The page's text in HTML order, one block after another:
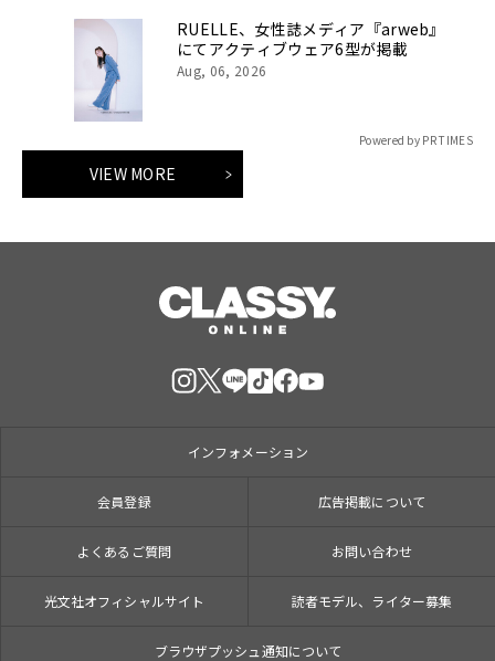
RUELLE、女性誌メディア『arweb』
にてアクティブウェア6型が掲載
Aug, 06, 2026
Powered by PR TIMES
VIEW MORE
インフォメーション
会員登録 広告掲載について
よくあるご質問 お問い合わせ
光文社オフィシャルサイト 読者モデル、ライター募集
ブラウザプッシュ通知について